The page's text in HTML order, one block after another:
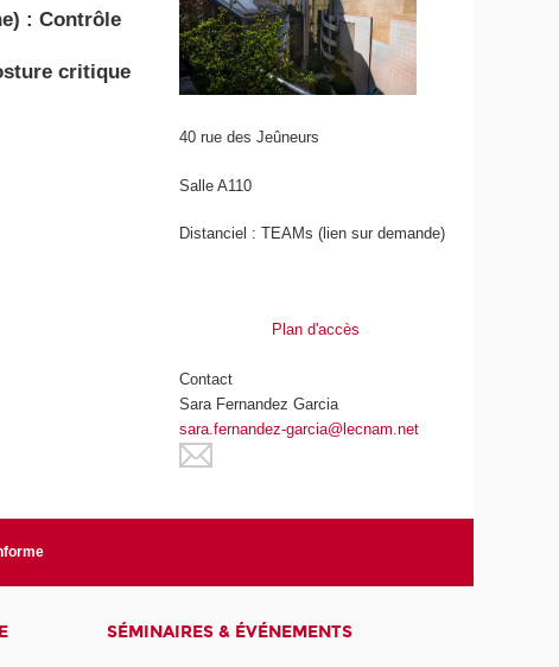
: Contrôle
critique
40 rue des Jeûneurs
Salle A110
Distanciel : TEAMs (lien sur demande)
Plan d'accès
Contact
Sara Fernandez Garcia
sara.fernandez-garcia@lecnam.net
SÉMINAIRES & ÉVÉNEMENTS